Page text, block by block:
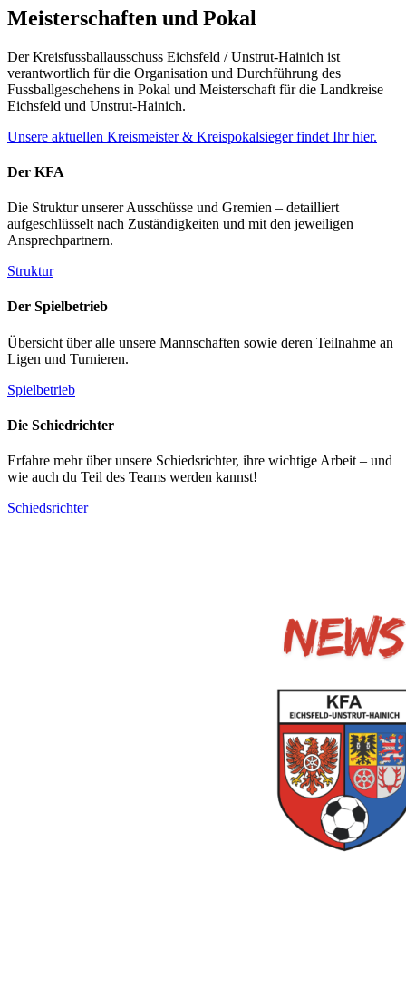
Meisterschaften und Pokal
Der Kreisfussballausschuss Eichsfeld / Unstrut-Hainich ist
verantwortlich für die Organisation und Durchführung des
Fussballgeschehens in Pokal und Meisterschaft für die Landkreise
Eichsfeld und Unstrut-Hainich.
Unsere aktuellen Kreismeister & Kreispokalsieger findet Ihr hier.
Der KFA
Die Struktur unserer Ausschüsse und Gremien – detailliert
aufgeschlüsselt nach Zuständigkeiten und mit den jeweiligen
Ansprechpartnern.
Struktur
Der Spielbetrieb
Übersicht über alle unsere Mannschaften sowie deren Teilnahme an
Ligen und Turnieren.
Spielbetrieb
Die Schiedrichter
Erfahre mehr über unsere Schiedsrichter, ihre wichtige Arbeit – und
wie auch du Teil des Teams werden kannst!
Schiedsrichter